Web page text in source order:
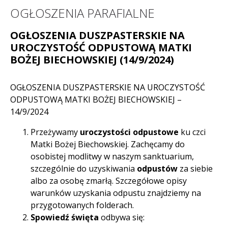
OGŁOSZENIA PARAFIALNE
OGŁOSZENIA DUSZPASTERSKIE NA
UROCZYSTOŚĆ ODPUSTOWĄ MATKI
BOŻEJ BIECHOWSKIEJ (14/9/2024)
OGŁOSZENIA DUSZPASTERSKIE NA UROCZYSTOŚĆ
ODPUSTOWĄ MATKI BOŻEJ BIECHOWSKIEJ –
14/9/2024
Przeżywamy uroczystości odpustowe ku czci
Matki Bożej Biechowskiej. Zachęcamy do
osobistej modlitwy w naszym sanktuarium,
szczególnie do uzyskiwania odpustów za siebie
albo za osobę zmarłą. Szczegółowe opisy
warunków uzyskania odpustu znajdziemy na
przygotowanych folderach.
Spowiedź święta odbywa się: